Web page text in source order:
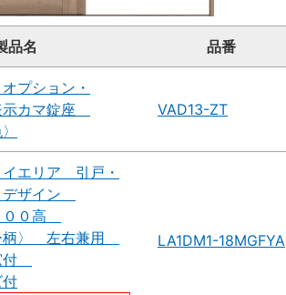
品名 品番
プション・
カマ錠座
VAD13-ZT
エリア 引戸・
ザイン
００高
柄〉 左右兼用
付
LA1DM1-18MGFYA